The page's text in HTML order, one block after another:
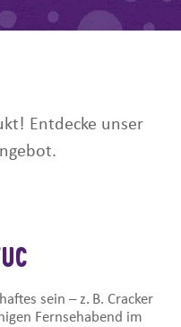
Entdecke unser
sein – z. B. Cracker
Fernsehabend im